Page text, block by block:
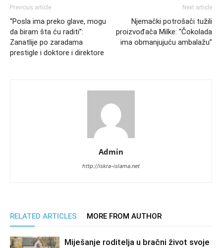
Previous article
“Posla ima preko glave, mogu
da biram šta ću raditi”:
Zanatlije po zaradama
prestigle i doktore i direktore
Next article
Njemački potrošači tužili
proizvođača Milke: “Čokolada
ima obmanjujuću ambalažu”
Admin
http://iskra-islama.net
RELATED ARTICLES MORE FROM AUTHOR
Miješanje roditelja u bračni život svoje